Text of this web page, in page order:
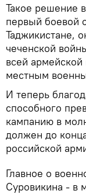
Такое решение
первый боевой
Таджикистане,
чеченской
всей
местным
И теперь
способного
кампанию в
должен до
российской
Главное о
Суровикина - в